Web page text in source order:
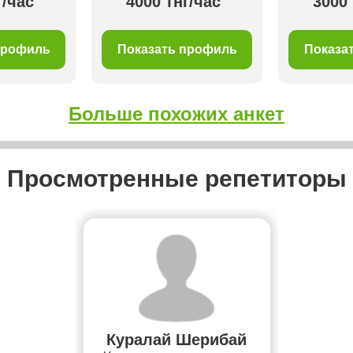
Показать профиль
Больше похожих анкет
Просмотренные репетиторы
Куралай Шерибай